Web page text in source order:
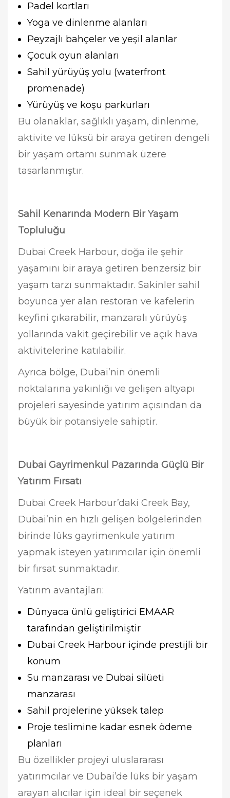
Padel kortları
Yoga ve dinlenme alanları
Peyzajlı bahçeler ve yeşil alanlar
Çocuk oyun alanları
Sahil yürüyüş yolu (waterfront
promenade)
Yürüyüş ve koşu parkurları
Bu olanaklar, sağlıklı yaşam, dinlenme,
aktivite ve lüksü bir araya getiren dengeli
bir yaşam ortamı sunmak üzere
tasarlanmıştır.
Sahil Kenarında Modern Bir Yaşam
Topluluğu
Dubai Creek Harbour, doğa ile şehir
yaşamını bir araya getiren benzersiz bir
yaşam tarzı sunmaktadır. Sakinler sahil
boyunca yer alan restoran ve kafelerin
keyfini çıkarabilir, manzaralı yürüyüş
yollarında vakit geçirebilir ve açık hava
aktivitelerine katılabilir.
Ayrıca bölge, Dubai’nin önemli
noktalarına yakınlığı ve gelişen altyapı
projeleri sayesinde yatırım açısından da
büyük bir potansiyele sahiptir.
Dubai Gayrimenkul Pazarında Güçlü Bir
Yatırım Fırsatı
Dubai Creek Harbour’daki Creek Bay,
Dubai’nin en hızlı gelişen bölgelerinden
birinde lüks gayrimenkule yatırım
yapmak isteyen yatırımcılar için önemli
bir fırsat sunmaktadır.
Yatırım avantajları:
Dünyaca ünlü geliştirici EMAAR
tarafından geliştirilmiştir
Dubai Creek Harbour içinde prestijli bir
konum
Su manzarası ve Dubai silüeti
manzarası
Sahil projelerine yüksek talep
Proje teslimine kadar esnek ödeme
planları
Bu özellikler projeyi uluslararası
yatırımcılar ve Dubai’de lüks bir yaşam
arayan alıcılar için ideal bir seçenek